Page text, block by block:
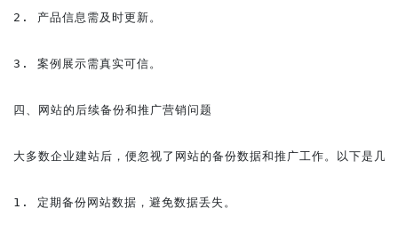
2. 产品信息需及时更新。
3. 案例展示需真实可信。
四、网站的后续备份和推广营销问题
大多数企业建站后，便忽视了网站的备份数据和推广工作。以下是几
1. 定期备份网站数据，避免数据丢失。